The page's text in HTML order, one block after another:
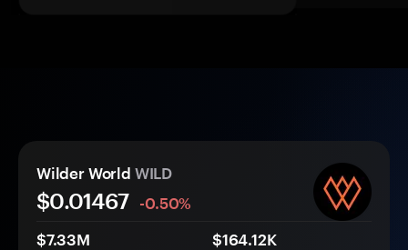
Wilder World WILD
$0.01467
-0.50%
$7.33M
$164.12K